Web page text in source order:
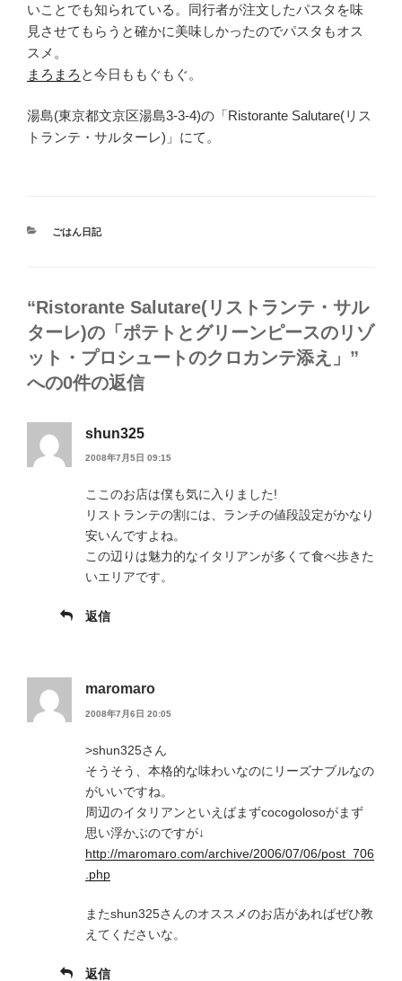
いことでも知られている。同行者が注文したパスタを味
見させてもらうと確かに美味しかったのでパスタもオス
スメ。
まろまろ と今日ももぐもぐ。
湯島(東京都文京区湯島3-3-4)の「Ristorante Salutare(リス
トランテ・サルターレ)」にて。
カ
ごはん日記
“Ristorante Salutare(リストランテ・サル
ターレ)の「ポテトとグリーンピースのリゾ
ット・プロシュートのクロカンテ添え」”
への0件の返信
shun325
2008年7月5日 09:15
ここのお店は僕も気に入りました!
リストランテの割には、ランチの値段設定がかなり
安いんですよね。
この辺りは魅力的なイタリアンが多くて食べ歩きた
いエリアです。
返信
maromaro
2008年7月6日 20:05
>shun325さん
そうそう、本格的な味わいなのにリーズナブルなの
がいいですね。
周辺のイタリアンといえばまずcocogolosoがまず
思い浮かぶのですが↓
http://maromaro.com/archive/2006/07/06/post_706
.php
またshun325さんのオススメのお店があればぜひ教
えてくださいな。
返信